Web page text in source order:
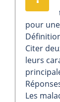
pour
Citer
leurs
Les